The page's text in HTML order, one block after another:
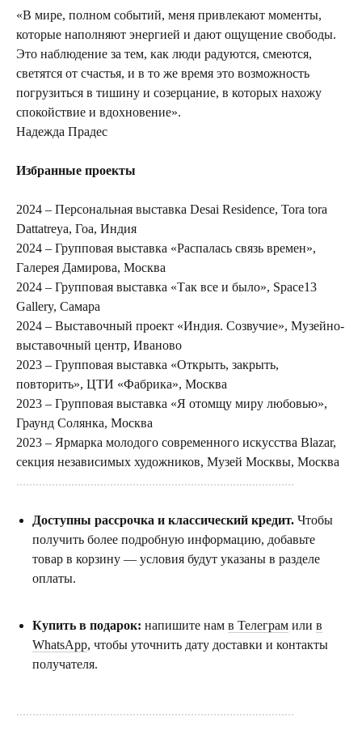
«В мире, полном событий, меня привлекают моменты,
которые наполняют энергией и дают ощущение свободы.
Это наблюдение за тем, как люди радуются, смеются,
светятся от счастья, и в то же время это возможность
погрузиться в тишину и созерцание, в которых нахожу
спокойствие и вдохновение».
Надежда Прадес
Избранные проекты
2024 – Персональная выставка Desai Residence, Tora tora
Dattatreya, Гоа, Индия
2024 – Групповая выставка «Распалась связь времен»,
Галерея Дамирова, Москва
2024 – Групповая выставка «Так все и было», Space13
Gallery, Самара
2024 – Выставочный проект «Индия. Созвучие», Музейно-
выставочный центр, Иваново
2023 – Групповая выставка «Открыть, закрыть,
повторить», ЦТИ «Фабрика», Москва
2023 – Групповая выставка «Я отомщу миру любовью»,
Граунд Солянка, Москва
2023 – Ярмарка молодого современного искусства Blazar,
секция независимых художников, Музей Москвы, Москва
......................................................................................
Доступны рассрочка и классический кредит. Чтобы
получить более подробную информацию, добавьте
товар в корзину — условия будут указаны в разделе
оплаты.
Купить в подарок: напишите нам в Телеграм или в
WhatsApp, чтобы уточнить дату доставки и контакты
получателя.
......................................................................................